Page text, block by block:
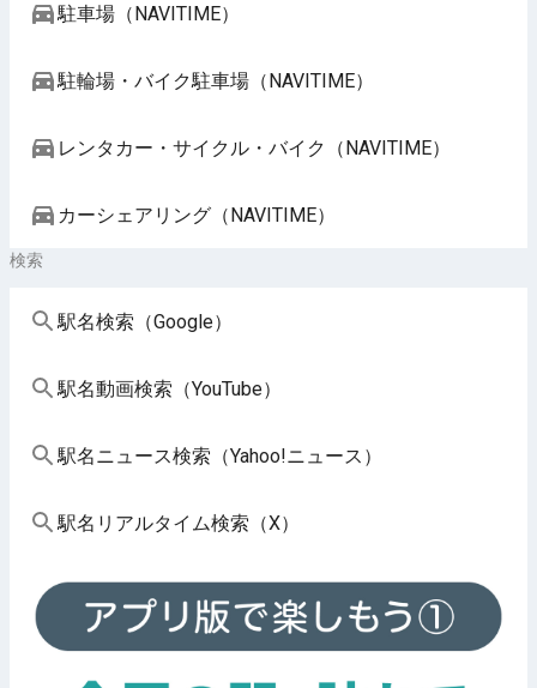
駐車場（NAVITIME）
駐輪場・バイク駐車場（NAVITIME）
レンタカー・サイクル・バイク（NAVITIME）
カーシェアリング（NAVITIME）
検索
駅名検索（Google）
駅名動画検索（YouTube）
駅名ニュース検索（Yahoo!ニュース）
駅名リアルタイム検索（X）